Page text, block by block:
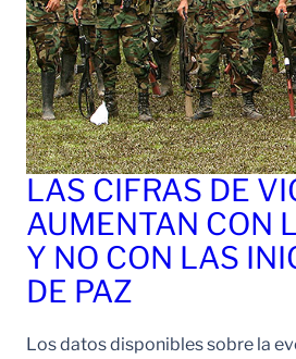
LAS CIFRAS DE
AUMENTAN CON
Y NO CON LAS
DE PAZ
Los datos disponibles sobre la